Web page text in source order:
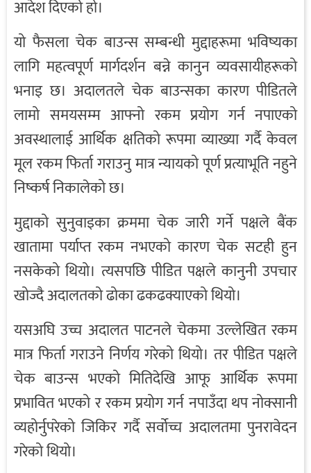
आदेश दिएको हो।
यो फैसला चेक बाउन्स सम्बन्धी मुद्दाहरूमा भविष्यका
लागि महत्वपूर्ण मार्गदर्शन बन्ने कानुन व्यवसायीहरूको
भनाइ छ। अदालतले चेक बाउन्सका कारण पीडितले
लामो समयसम्म आफ्नो रकम प्रयोग गर्न नपाएको
अवस्थालाई आर्थिक क्षतिको रूपमा व्याख्या गर्दै केवल
मूल रकम फिर्ता गराउनु मात्र न्यायको पूर्ण प्रत्याभूति नहुने
निष्कर्ष निकालेको छ।
मुद्दाको सुनुवाइका क्रममा चेक जारी गर्ने पक्षले बैंक
खातामा पर्याप्त रकम नभएको कारण चेक सटही हुन
नसकेको थियो। त्यसपछि पीडित पक्षले कानुनी उपचार
खोज्दै अदालतको ढोका ढकढक्याएको थियो।
यसअघि उच्च अदालत पाटनले चेकमा उल्लेखित रकम
मात्र फिर्ता गराउने निर्णय गरेको थियो। तर पीडित पक्षले
चेक बाउन्स भएको मितिदेखि आफू आर्थिक रूपमा
प्रभावित भएको र रकम प्रयोग गर्न नपाउँदा थप नोक्सानी
व्यहोर्नुपरेको जिकिर गर्दै सर्वोच्च अदालतमा पुनरावेदन
गरेको थियो।